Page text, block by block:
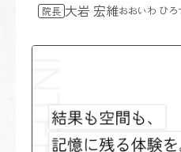
院長 大岩 宏維おおいわ ひろ